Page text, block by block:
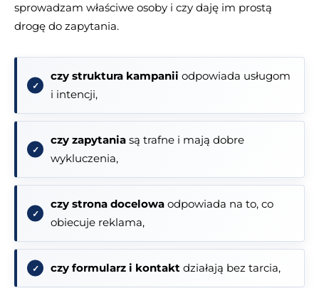
sprowadzam właściwe osoby i czy daję im prostą
drogę do zapytania.
czy struktura kampanii odpowiada usługom
i intencji,
czy zapytania są trafne i mają dobre
wykluczenia,
czy strona docelowa odpowiada na to, co
obiecuje reklama,
czy formularz i kontakt działają bez tarcia,